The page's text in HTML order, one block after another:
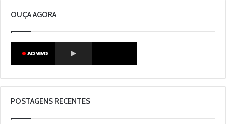
OUÇA AGORA
POSTAGENS RECENTES